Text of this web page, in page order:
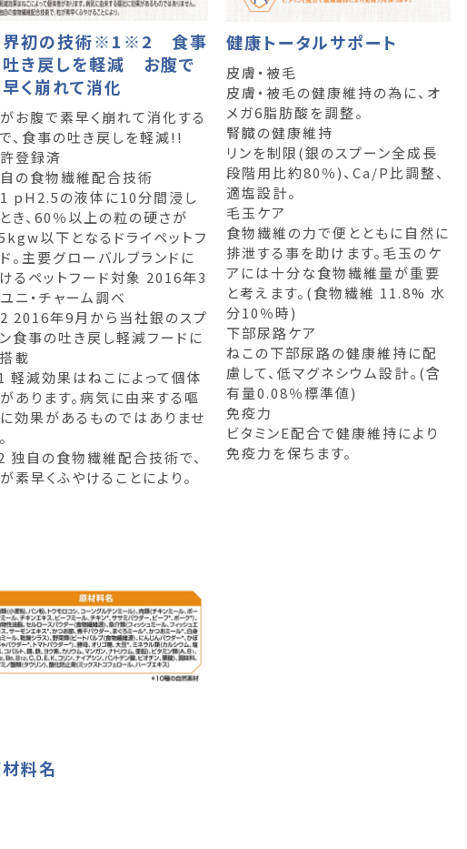
界初の技術※1※2 食事
き戻しを軽減 お腹で
く崩れて消化
お腹で素早く崩れて消化する
、食事の吐き戻しを軽減!!
登録済
の食物繊維配合技術
pH2.5の液体に10分間浸し
き、60％以上の粒の硬さが
以下となるドライペットフ
。主要グローバルブランドに
るペットフード対象 2016年3
ニ・チャーム調べ
2016年9月から当社銀のスプ
食事の吐き戻し軽減フードに
載
軽減効果はねこによって個体
あります。病気に由来する嘔
効果があるものではありませ
独自の食物繊維配合技術で、
素早くふやけることにより。
健康トータルサポート
皮膚・被毛
皮膚・被毛の健康維持の為に、オ
メガ6脂肪酸を調整。
腎臓の健康維持
リンを制限(銀のスプーン全成長
段階用比約80％)、Ca/P比調整、
適塩設計。
毛玉ケア
食物繊維の力で便とともに自然に
排泄する事を助けます。毛玉のケ
アには十分な食物繊維量が重要
と考えます。(食物繊維 11.8% 水
分10％時)
下部尿路ケア
ねこの下部尿路の健康維持に配
慮して、低マグネシウム設計。(含
有量0.08％標準値)
免疫力
ビタミンE配合で健康維持により
免疫力を保ちます。
料名